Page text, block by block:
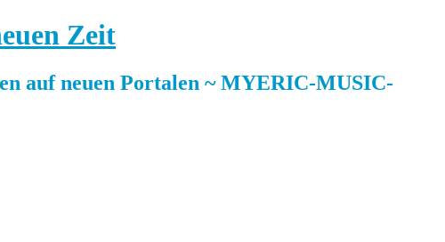
Zeit
auf neuen Portalen ~ MYERIC-MUSIC-